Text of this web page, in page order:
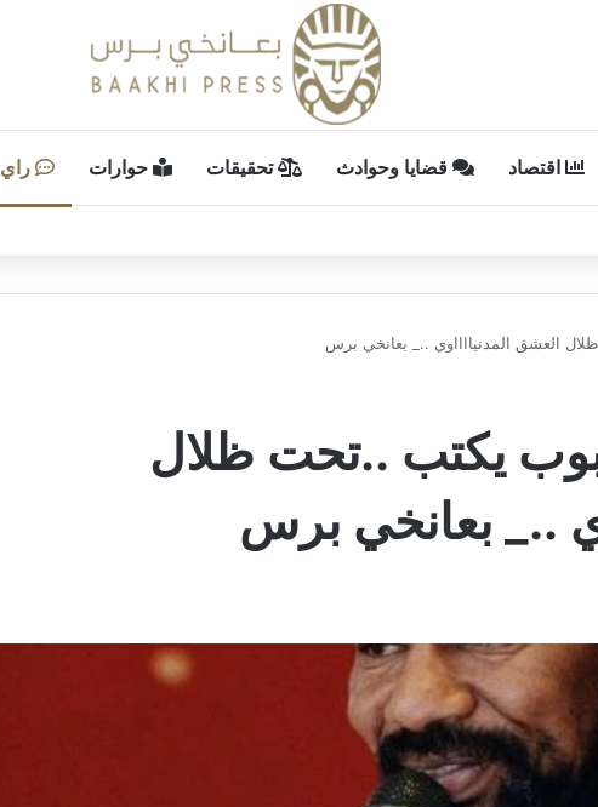
اقتصاد قضايا وحوادث تحقيقات حوارات راي
العشق المدنيااااوي .._ بعانخي برس
بوب يكتب ..تحت ظلال
.._ بعانخي برس